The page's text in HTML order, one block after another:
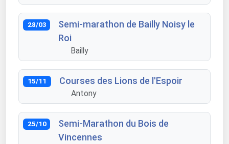
28/03
Semi-marathon de Bailly Noisy le
Roi
Bailly
15/11 Courses des Lions de l'Espoir
Antony
25/10
Semi-Marathon du Bois de
Vincennes